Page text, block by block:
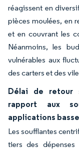
réagissent en
pièces moulées, en
et en couvrant les
Néanmoins, les
vulnérables aux
des carters et des
Délai de retour
rapport aux
applications
Les soufflantes
tiers des